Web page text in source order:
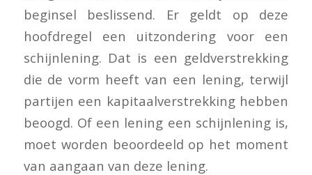
beginsel beslissend. Er geldt op deze
hoofdregel een uitzondering voor een
schijnlening. Dat is een geldverstrekking
die de vorm heeft van een lening, terwijl
partijen een kapitaalverstrekking hebben
beoogd. Of een lening een schijnlening is,
moet worden beoordeeld op het moment
van aangaan van deze lening.